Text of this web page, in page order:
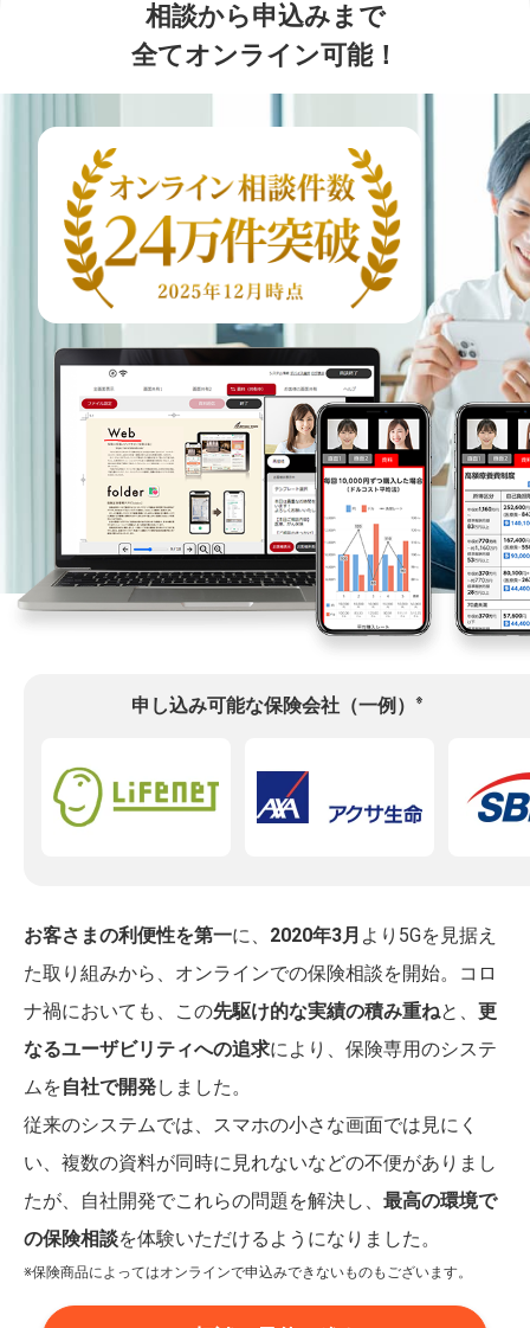
相談から申込みまで
全てオンライン可能！
申し込み可能な保険会社（一例） ※
お客さまの利便性を第一に、 2020年3月 より5Gを見据え
た取り組みから、オンラインでの保険相談を開始。コロ
ナ禍においても、この先駆け的な実績の積み重ねと、 更
なるユーザビリティへの追求により、保険専用のシステ
ムを自社で開発しました。
従来のシステムでは、スマホの小さな画面では見にく
い、複数の資料が同時に見れないなどの不便がありまし
たが、自社開発でこれらの問題を解決し、 最高の環境で
の保険相談を体験いただけるようになりました。
※保険商品によってはオンラインで申込みできないものもございます。